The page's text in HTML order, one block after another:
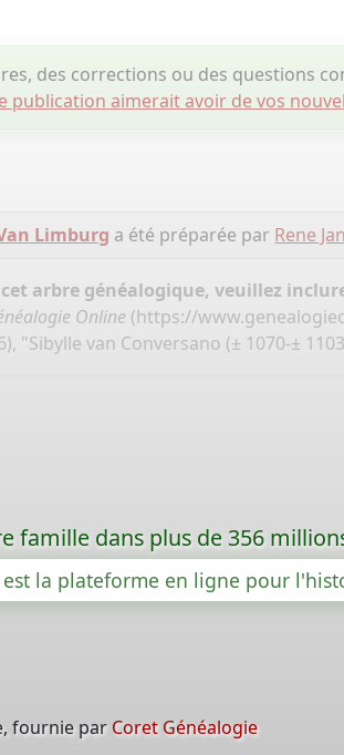
des corrections ou des questions
publication aimerait avoir de vos
Limburg a été préparée par Rene
cet arbre généalogique, veuillez
Online (https://
"Sibylle van Conversano (± 1070-±
famille dans plus de 356
est la plateforme en ligne pour
fournie par Coret Généalogie